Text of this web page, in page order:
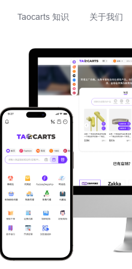
Taocarts 知识 关于我们